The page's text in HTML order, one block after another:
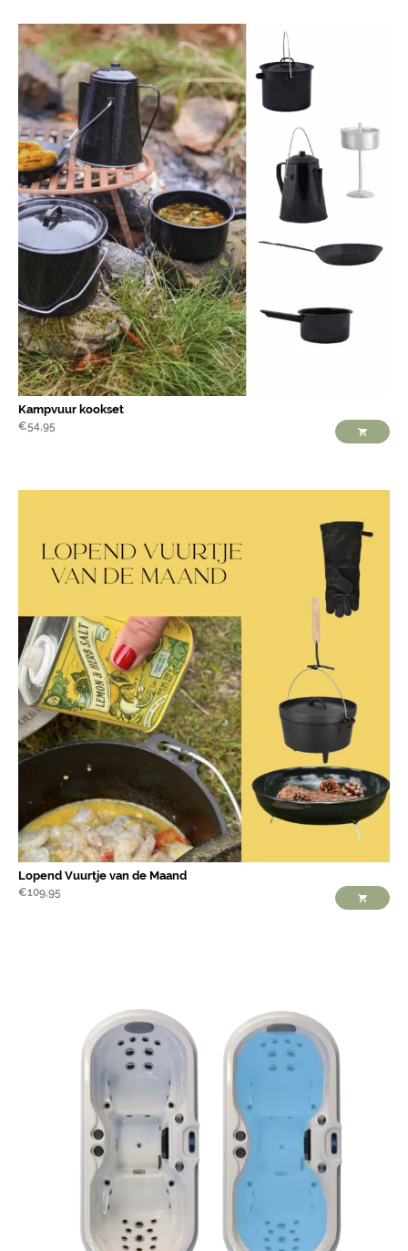
Kampvuur kookset
€54,95
Lopend Vuurtje van de Maand
€109,95